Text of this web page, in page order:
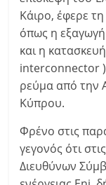
Κάιρο, έφερε
όπως η
και η
interconnector )
ρεύμα από την
Κύπρου.
Φρένο στις
γεγονός ότι
Διευθύνων